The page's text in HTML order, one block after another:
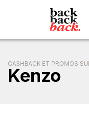
CASHBACK ET PROMOS
Kenzo